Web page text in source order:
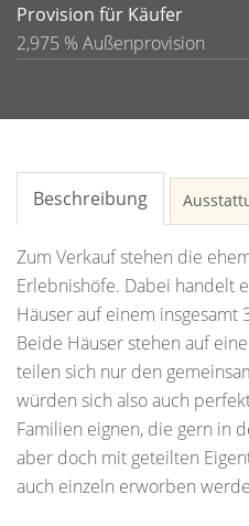
Provision für Käufer
2,975 % Außenprovision
Beschreibung
Zum Verkauf stehen die
Erlebnishöfe. Dabei handelt
Häuser auf einem insgesamt
Beide Häuser stehen auf
teilen sich nur den
würden sich also auch
Familien eignen, die gern in
aber doch mit geteilten
auch einzeln erworben